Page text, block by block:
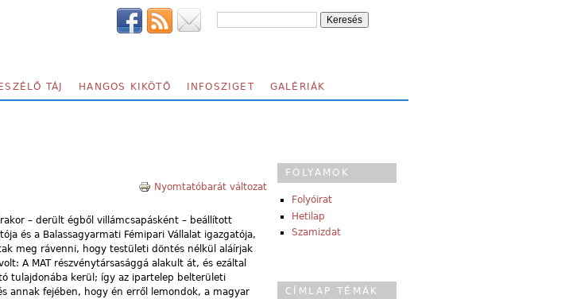
TÁJ HANGOS KIKÖTŐ INFOSZIGET GALÉRIÁK
Nyomtatóbarát változat
– derült égből villámcsapásként – beállított
és a Balassagyarmati Fémipari Vállalat igazgatója,
meg rávenni, hogy testületi döntés nélkül aláírjak
A MAT részvénytársasággá alakult át, és ezáltal
tulajdonába kerül; így az ipartelep belterületi
annak fejében, hogy én erről lemondok, a magyar
FOLYAMOK
Folyóirat
Hetilap
Szamizdat
CÍMLAP TÉMÁK